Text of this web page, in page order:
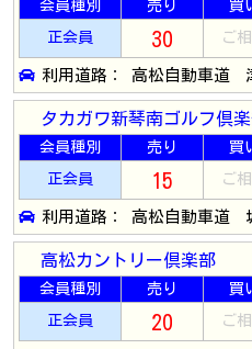
会員種別 売り 買
正会員 30 ご
利用道路： 高松自動車道
タカガワ新琴南ゴルフ倶
会員種別 売り 買
正会員 15 ご
利用道路： 高松自動車道
高松カントリー倶楽部
会員種別 売り 買
正会員 20 ご